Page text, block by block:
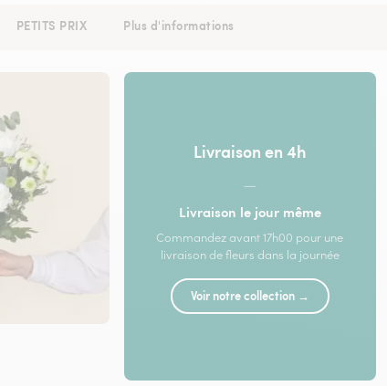
PETITS PRIX Plus d'informations
Livraison en 4h
—
Livraison le jour même
Commandez avant 17h00 pour une
livraison de fleurs dans la journée
Voir notre collection →